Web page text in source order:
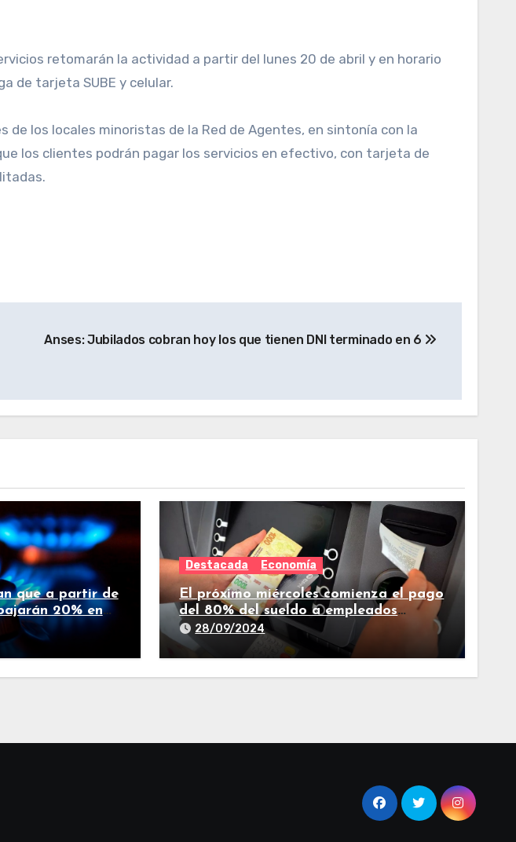
retomarán la actividad a partir del lunes 20 de abril y en horario
de tarjeta SUBE y celular.
de los locales minoristas de la Red de Agentes, en sintonía con la
los clientes podrán pagar los servicios en efectivo, con tarjeta de
Anses: Jubilados cobran hoy los que tienen DNI terminado en 6
que a partir de
20% en
Destacada Economía
El próximo miércoles comienza el pago
del 80% del sueldo a empleados
estatales de Tucumán
28/09/2024